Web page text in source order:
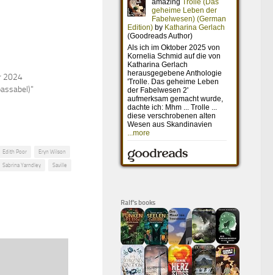
2024
Edith Poor Eryn Wilson
Sabrina Yarndley Saville
Ralf's books